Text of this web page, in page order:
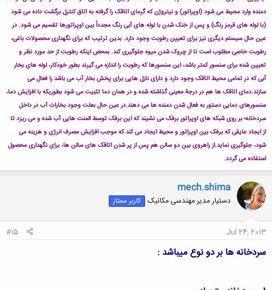
دمنده وارد محیط می شود (اوپراتور) و نیتروژن که گرمای اتاقک را گرفته به اتاق کنترل برگشت داده می شود
(با لوله های قرمز رنگ) و پس از خنک شدن با لوله های آبی رنگ مجدداً بین اوپراتورها تقسیم می شود. در
عین حال سیستم دیگری نیز برای تعیین رطوبت وجود دارد. بدین ترتیب که برای نگهداری محصولات باغی،
رطوبت خاصی مطلوب است تا از چروک شدن میوه جلوگیری کند. بمحض اینکه رطوبت از حد مورد نظر و
تعیین شده برای سنسور کمتر باشد، این سنسورها که رطوبت را اندازه می گیرند بطور خودکار، لوله های بخار
آبی که در تمامی محیط اتاقک وجود دارد و دارای نازل هایی برای پخش بخار آب می باشد را فعال می
سازند.دمای اتاقک ها هم در درجۀ معینی گذاشته شده و در همان دما تثبیت می شود بطوریکه با افزایش دما،
سنسورهای دمایی دستور به فعال شدن دمنده ها می دهند.در عین حال بعلت وجود بخارات آب در داخل
سردخانه؛ بر روی شبکه های اوپراتور برفک می نشیند که این برفک توسط المنت هایی آب شده و می ریزد تا
از ایجاد عایقی که برفک بین اوپراتور و محیط ایجاد می کند که موجب افزایش مصرف انرژی و هزینه می
شود، جلوگیری نماید.از راهروی بین دو سالن هم پس از پر شدن اتاقک های سالن ها، برای نگهداری محصول
استفاده می گردد.
mech.shima
دستیار مدیر مهندسی مکانیک کاربر ممتاز
Jul 24, 2013
#15
سردخانه‏ ها بر دو نوع مي‏باشد :